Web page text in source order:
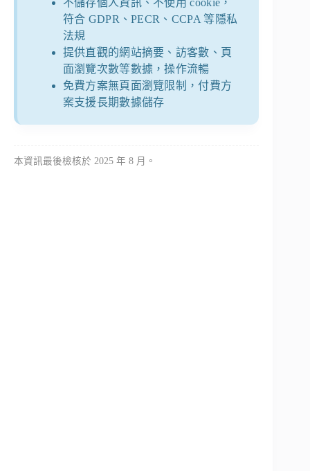
不儲存個人資訊、不使用 cookie，
符合 GDPR、PECR、CCPA 等隱私
法規
提供直觀的網站摘要、訪客數、頁
面瀏覽次數等數據，操作流暢
免費方案無頁面瀏覽限制，付費方
案支援長期數據儲存
本資訊最後檢核於 2025 年 8 月。